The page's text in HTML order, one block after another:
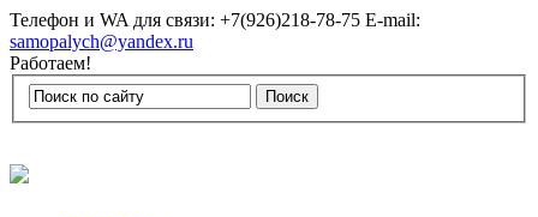
Телефон и WA для связи: +7(926)218-78-75 E-mail:
samopalych@yandex.ru
Работаем!